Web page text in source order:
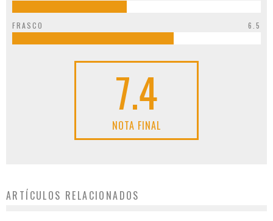
FRASCO 6.5
7.4
NOTA FINAL
ARTÍCULOS RELACIONADOS